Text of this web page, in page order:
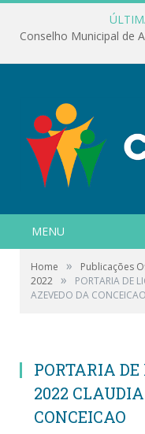
MENU
Home » Publicações
2022 »
PORTARIA DE
AZEVEDO DA CONCEICAO
PORTARIA
2022
CONCEICAO